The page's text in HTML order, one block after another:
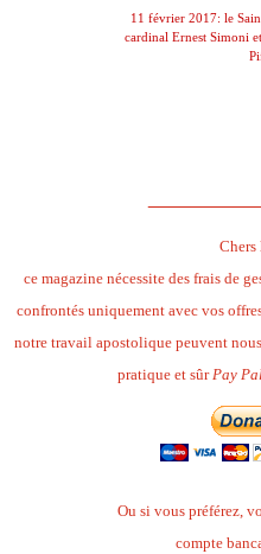
11 février 2017: le
cardinal Ernest Simoni
Chers
ce magazine nécessite des frais de
confrontés uniquement avec vos
notre travail apostolique peuvent
pratique et sûr Pay
Ou si vous préférez,
compte